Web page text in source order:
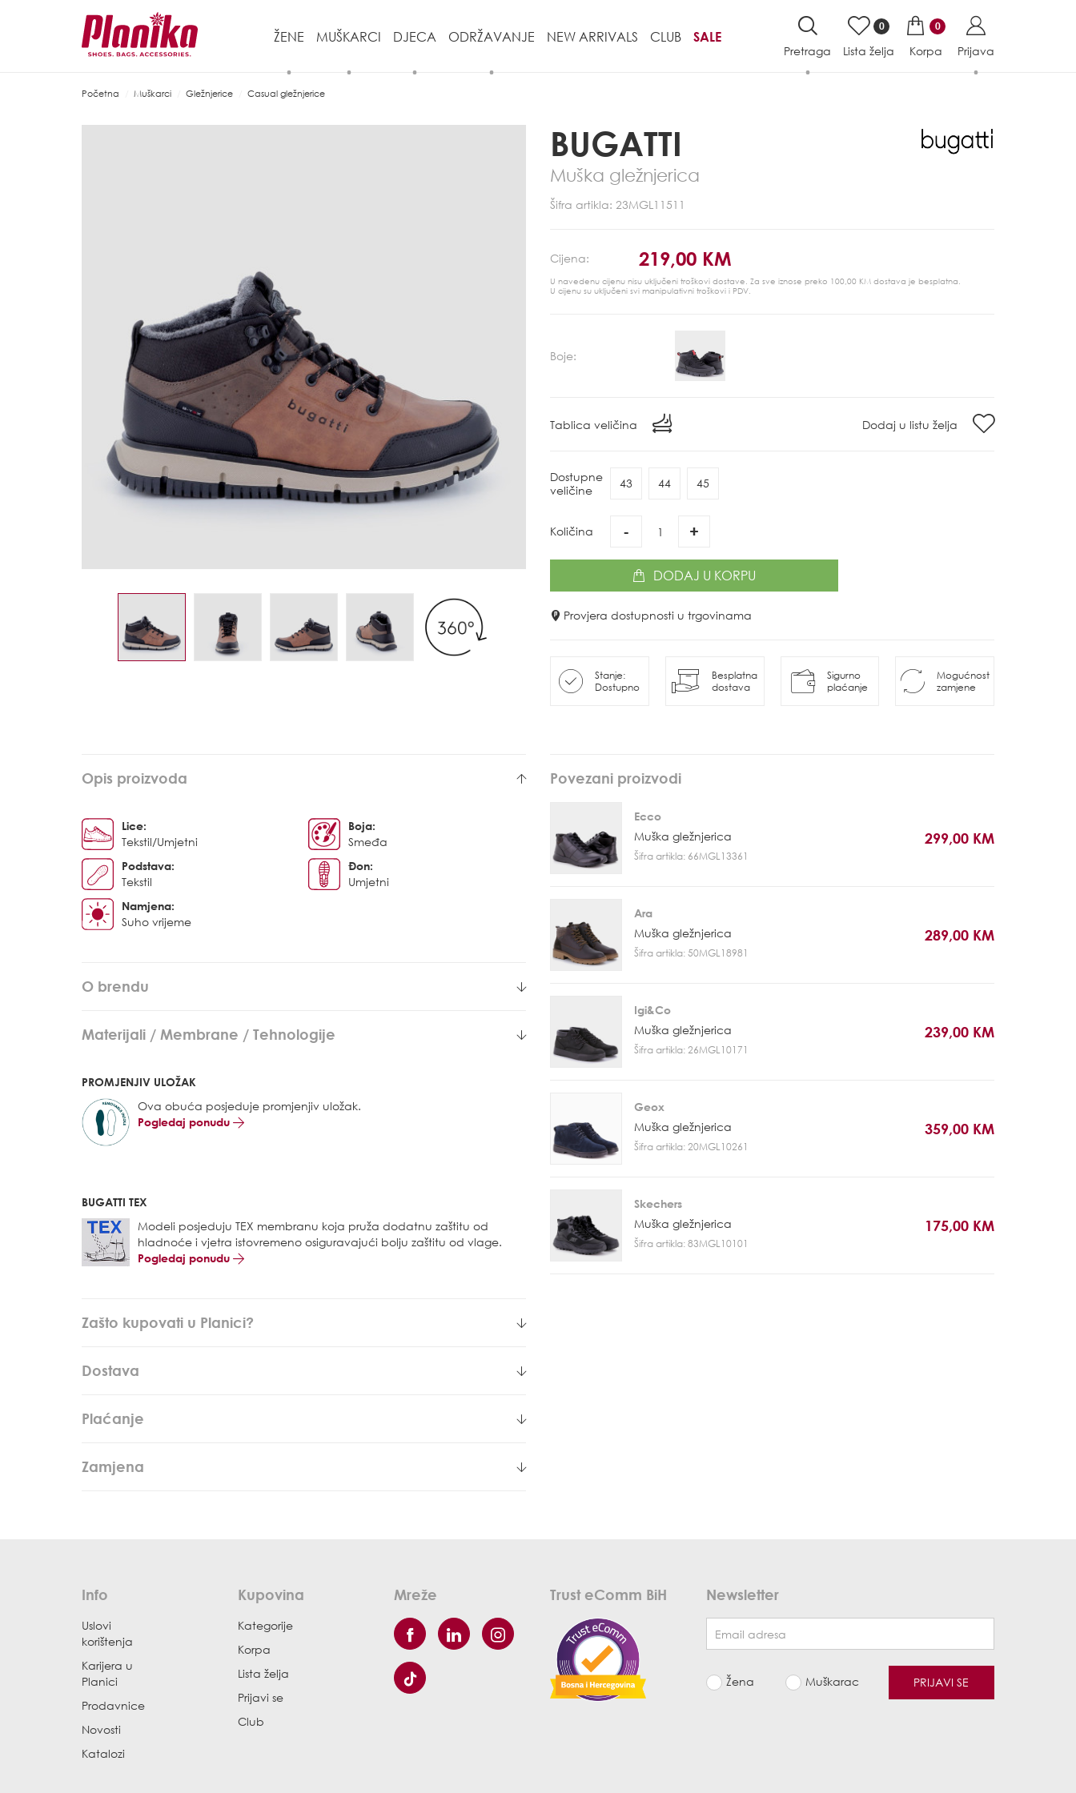
ŽENE MUŠKARCI DJECA ODRŽAVANJE NEW ARRIVALS CLUB SALE
Pretraga
0
Lista želja
0
Korpa Prijava
Početna Muškarci Gležnjerice Casual gležnjerice
BUGATTI
Muška gležnjerica
Šifra artikla: 23MGL11511
Cijena: 219,00 KM
U navedenu cijenu nisu uključeni troškovi dostave. Za sve iznose preko 100,00 KM dostava je besplatna.
U cijenu su uključeni svi manipulativni troškovi i PDV.
Boje:
Tablica veličina Dodaj u listu želja
Dostupne
veličine
43 44 45
Količina - +
DODAJ U KORPU
Provjera dostupnosti u trgovinama
Stanje:
Dostupno
Besplatna
dostava
Sigurno
plaćanje
Mogućnost
zamjene
Opis proizvoda
Lice:
Tekstil/Umjetni
Boja:
Smeđa
Podstava:
Tekstil
Đon:
Umjetni
Namjena:
Suho vrijeme
O brendu
Materijali / Membrane / Tehnologije
PROMJENJIV ULOŽAK
Ova obuća posjeduje promjenjiv uložak.
Pogledaj ponudu
BUGATTI TEX
Modeli posjeduju TEX membranu koja pruža dodatnu zaštitu od
hladnoće i vjetra istovremeno osiguravajući bolju zaštitu od vlage.
Pogledaj ponudu
Zašto kupovati u Planici?
Dostava
Plaćanje
Zamjena
Povezani proizvodi
Ecco
Muška gležnjerica
Šifra artikla: 66MGL13361
299,00 KM
Ara
Muška gležnjerica
Šifra artikla: 50MGL18981
289,00 KM
Igi&Co
Muška gležnjerica
Šifra artikla: 26MGL10171
239,00 KM
Geox
Muška gležnjerica
Šifra artikla: 20MGL10261
359,00 KM
Skechers
Muška gležnjerica
Šifra artikla: 83MGL10101
175,00 KM
Info
Uslovi
korištenja
Karijera u
Planici
Prodavnice
Novosti
Katalozi
Kupovina
Kategorije
Korpa
Lista želja
Prijavi se
Club
Mreže Trust eComm BiH Newsletter
Žena Muškarac PRIJAVI SE